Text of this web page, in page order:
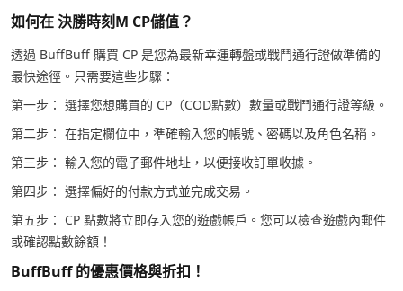
如何在 決勝時刻M CP儲值？
透過 BuffBuff 購買 CP 是您為最新幸運轉盤或戰鬥通行證做準備的
最快途徑。只需要這些步驟：
第一步： 選擇您想購買的 CP（COD點數）數量或戰鬥通行證等級。
第二步： 在指定欄位中，準確輸入您的帳號、密碼以及角色名稱。
第三步： 輸入您的電子郵件地址，以便接收訂單收據。
第四步： 選擇偏好的付款方式並完成交易。
第五步： CP 點數將立即存入您的遊戲帳戶。您可以檢查遊戲內郵件
或確認點數餘額！
BuffBuff 的優惠價格與折扣！